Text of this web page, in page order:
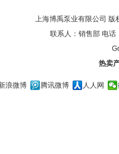
上海博禹泵业有限公司 版
联系人：销售部 电
热卖
浪微博 腾讯微博 人人网